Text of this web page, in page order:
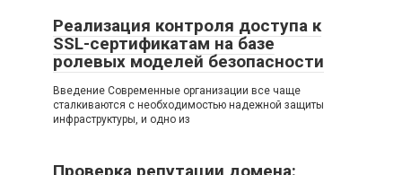
Реализация контроля доступа к
SSL-сертификатам на базе
ролевых моделей безопасности
Введение Современные организации все чаще
сталкиваются с необходимостью надежной защиты
инфраструктуры, и одно из
Проверка репутации домена: